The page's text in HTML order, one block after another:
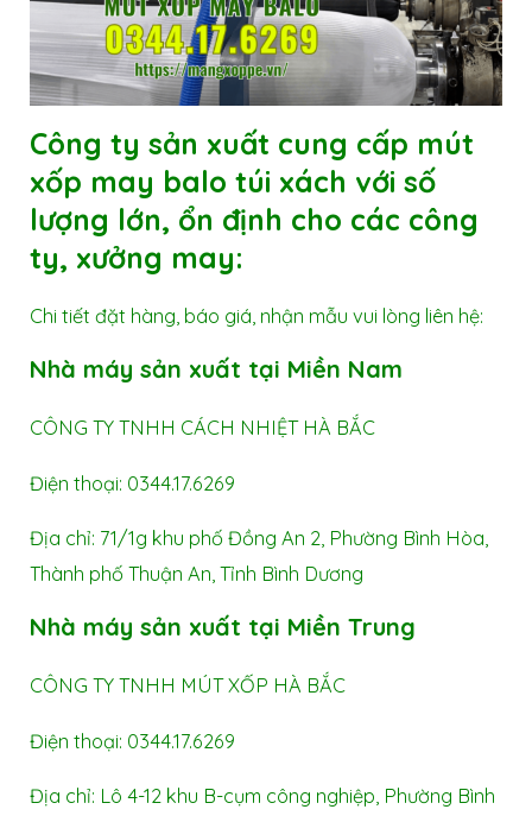
Công ty sản xuất cung cấp mút
xốp may balo túi xách với số
lượng lớn, ổn định cho các công
ty, xưởng may:
Chi tiết đặt hàng, báo giá, nhận mẫu vui lòng liên hệ:
Nhà máy sản xuất tại Miền Nam
CÔNG TY TNHH CÁCH NHIỆT HÀ BẮC
Điện thoại: 0344.17.6269
Địa chỉ: 71/1g khu phố Đồng An 2, Phường Bình Hòa,
Thành phố Thuận An, Tỉnh Bình Dương
Nhà máy sản xuất tại Miền Trung
CÔNG TY TNHH MÚT XỐP HÀ BẮC
Điện thoại: 0344.17.6269
Địa chỉ: Lô 4-12 khu B-cụm công nghiệp, Phường Bình